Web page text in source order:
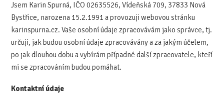
Jsem Karin Spurná, IČO 02635526, Vídeňská 709, 37833 Nová
Bystřice, narozena 15.2.1991 a provozuji webovou stránku
karinspurna.cz. Vaše osobní údaje zpracovávám jako správce, tj.
určuji, jak budou osobní údaje zpracovávány a za jakým účelem,
po jak dlouhou dobu a vybírám případné další zpracovatele, kteří
mi se zpracováním budou pomáhat.
Kontaktní údaje